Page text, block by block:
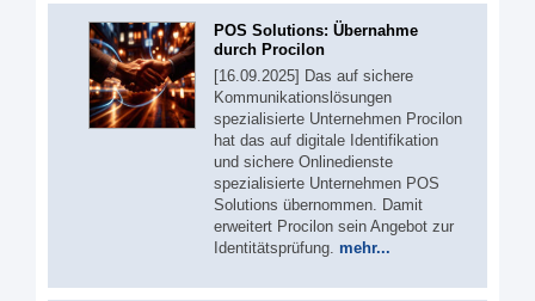
POS Solutions: Übernahme
durch Procilon
[16.09.2025] Das auf sichere
Kommunikationslösungen
spezialisierte Unternehmen Procilon
hat das auf digitale Identifikation
und sichere Onlinedienste
spezialisierte Unternehmen POS
Solutions übernommen. Damit
erweitert Procilon sein Angebot zur
Identitätsprüfung. mehr...